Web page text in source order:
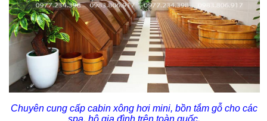
Chuyên cung cấp cabin xông hơi mini, bồn tắm gỗ cho các
spa, hộ gia đình trên toàn quốc.